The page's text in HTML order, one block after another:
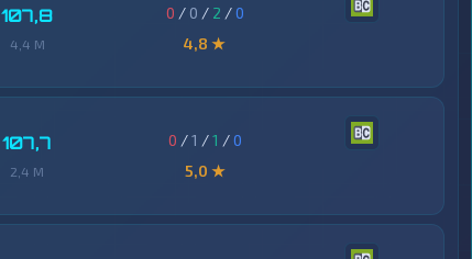
107,8
4,4 M
0 / 0 / 2 /0
4,8 ★
107,7
2,4 M
0 /1 /1 /0
5,0 ★